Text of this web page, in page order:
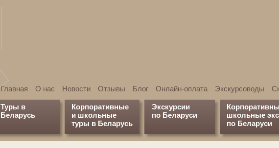
Главная О нас Новости Отзывы Блог Онлайн-оплата Экскурсоводы
Туры в
Беларусь
Корпоративные
и школьные
туры в Беларусь
Экскурсии
по Беларуси
школьные
по Беларуси